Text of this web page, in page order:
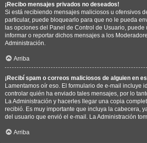
¡Recibo mensajes privados no deseados!
Si está recibiendo mensajes maliciosos u ofensivos
particular, puede bloquearlo para que no le pueda
las opciones del Panel de Control de Usuario, puede
informar o reportar dichos mensajes a los
Administración.
Arriba
¡Recibí spam o correos maliciosos de alguien en
Lamentamos oír eso. El formulario de e-mail incluye
controlar quién ha enviado tales mensajes, por lo
La Administración y hacerles llegar una copia
recibió. Es muy importante que incluya la cabecera,
del usuario que envió el e-mail. La Administración
Arriba